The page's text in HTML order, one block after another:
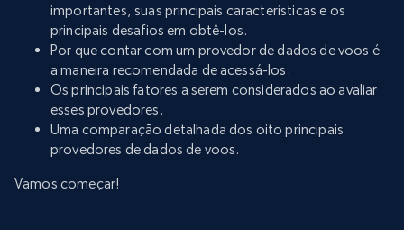
importantes, suas principais características e os
principais desafios em obtê-los.
Por que contar com um provedor de dados de voos é
a maneira recomendada de acessá-los.
Os principais fatores a serem considerados ao avaliar
esses provedores.
Uma comparação detalhada dos oito principais
provedores de dados de voos.
Vamos começar!